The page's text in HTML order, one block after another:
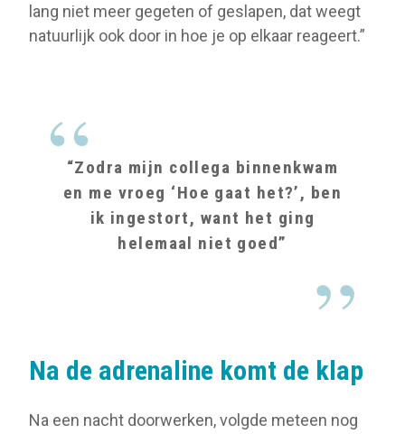
lang niet meer gegeten of geslapen, dat weegt
natuurlijk ook door in hoe je op elkaar reageert.”
“Zodra mijn collega binnenkwam
en me vroeg ‘Hoe gaat het?’, ben
ik ingestort, want het ging
helemaal niet goed”
Na de adrenaline komt de klap
Na een nacht doorwerken, volgde meteen nog